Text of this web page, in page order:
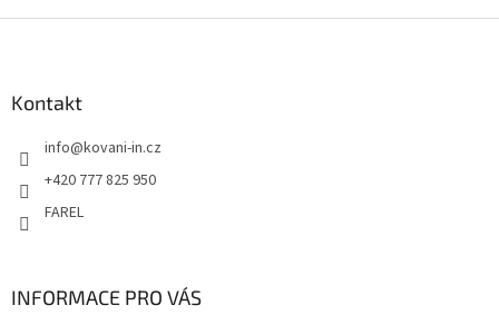
Kontakt
info@kovani-in.cz
+420 777 825 950
FAREL
INFORMACE PRO VÁS